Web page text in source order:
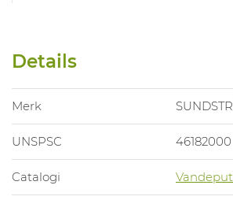
Details
Merk
UNSPSC 46182000
Catalogi